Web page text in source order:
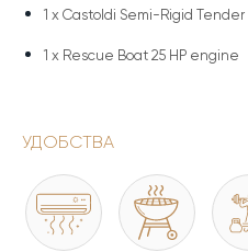
1 x Castoldi Semi-Rigid Tender
1 x Rescue Boat 25 HP engine
УДОБСТВА